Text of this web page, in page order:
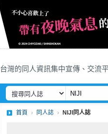
台灣的同人資訊集中宣傳、交流
首頁 同人誌 NIJI同人誌